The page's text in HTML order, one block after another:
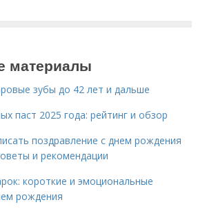
материалы
зубы до 42 лет и дальше
паст 2025 года: рейтинг и обзор
поздравление с днем рождения
и рекомендации
короткие и эмоциональные
рождения